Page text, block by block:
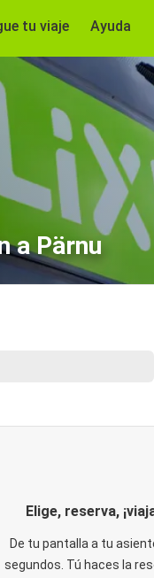
tu viaje Ayuda
a Pärnu
Elige, reserva,
De tu pantalla a tu
segundos. Tú haces la